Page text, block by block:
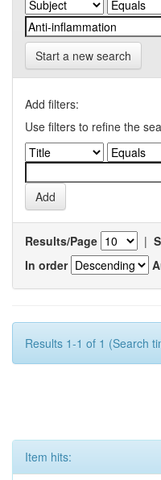
Start a new search
Add filters:
Use filters to refine the
Results/Page |
In order
Results 1-1 of 1 (Search
Item hits: